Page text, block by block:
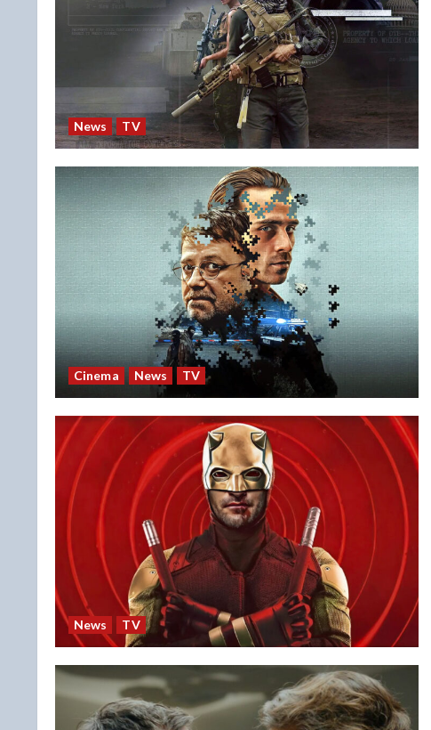
News TV
Cinema News TV
News TV